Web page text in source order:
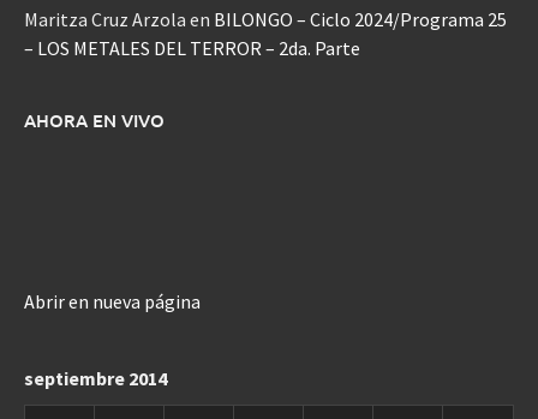
Maritza Cruz Arzola en BILONGO – Ciclo 2024/Programa 25
– LOS METALES DEL TERROR – 2da. Parte
AHORA EN VIVO
Abrir en nueva página
septiembre 2014